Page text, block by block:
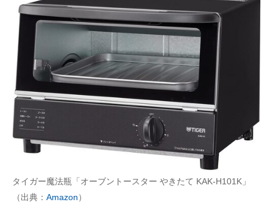
ITの今と未来を見通す
スマホと通信の最新トレンド
進化するPCとデバイスの未来
好きが集まる 比べて選べる
ビジネスと働き方のヒント
AI活用のいまが分かる
企業ITのトレンドを詳説
経営リーダーのコミュニティ
タイガー魔法瓶「オーブントースター やきたて KAK-H101K」
（出典： Amazon）